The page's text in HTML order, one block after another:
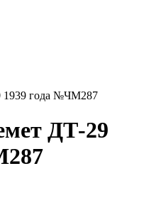
1939 года №ЧМ287
ДТ-29